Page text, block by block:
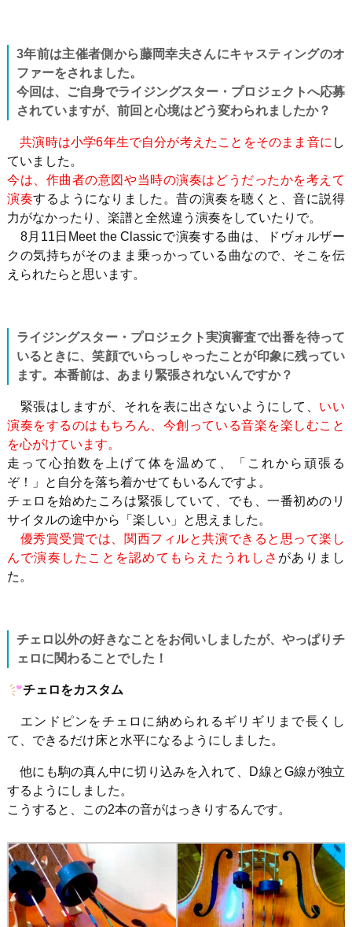
3年前は主催者側から藤岡幸夫さんにキャスティングのオ
ファーをされました。
今回は、ご自身でライジングスター・プロジェクトへ応募
されていますが、前回と心境はどう変わられましたか？
共演時は小学6年生で自分が考えたことをそのまま音に し
ていました。
今は、作曲者の意図や当時の演奏はどうだったかを考えて
演奏するようになりました。昔の演奏を聴くと、音に説得
力がなかったり、楽譜と全然違う演奏をしていたりで。
8月 11 日 Meet the Classicで演奏する曲は、ドヴォルザー
クの気持ちがそのまま乗っかっている曲なので、そこを伝
えられたらと思います。
ライジングスター・プロジェクト実演審査で出番を待って
いるときに、笑顔でいらっしゃったことが印象に残ってい
ます。本番前は、あまり緊張されないんですか？
緊張はしますが、それを表に出さないようにして、 いい
演奏をするのはもちろん、今創っている音楽を楽しむこと
を心がけています。
走って心拍数を上げて体を温めて、「これから頑張る
ぞ！」と自分を落ち着かせてもいるんですよ。
チェロを始めたころは緊張していて、でも、一番初めのリ
サイタルの途中から「楽しい」と思えました。
優秀賞受賞では、関西フィルと共演できると思って楽し
んで演奏したことを認めてもらえたうれしさ がありまし
た。
チェロ以外の好きなことをお伺いしましたが、やっぱりチ
ェロに関わることでした！
チェロをカスタム
エンドピンをチェロに納められるギリギリまで長くし
て、できるだけ床と水平になるようにしました。
他にも駒の真ん中に切り込みを入れて、 D線とG線が独立
するようにしました。
こうすると、この2本の音がはっきりするんです。